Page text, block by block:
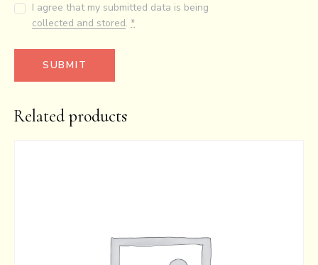
I agree that my submitted data is being
collected and stored.*
Related products